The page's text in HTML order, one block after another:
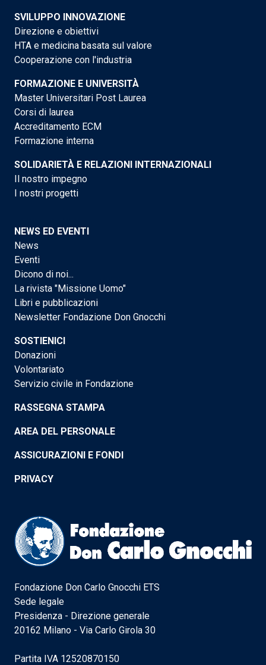
SVILUPPO INNOVAZIONE
Direzione e obiettivi
HTA e medicina basata sul valore
Cooperazione con l'industria
FORMAZIONE E UNIVERSITÀ
Master Universitari Post Laurea
Corsi di laurea
Accreditamento ECM
Formazione interna
SOLIDARIETÀ E RELAZIONI INTERNAZIONALI
Il nostro impegno
I nostri progetti
NEWS ED EVENTI
News
Eventi
Dicono di noi...
La rivista "Missione Uomo"
Libri e pubblicazioni
Newsletter Fondazione Don Gnocchi
SOSTIENICI
Donazioni
Volontariato
Servizio civile in Fondazione
RASSEGNA STAMPA
AREA DEL PERSONALE
ASSICURAZIONI E FONDI
PRIVACY
Fondazione Don Carlo Gnocchi ETS
Sede legale
Presidenza - Direzione generale
20162 Milano - Via Carlo Girola 30
Partita IVA 12520870150